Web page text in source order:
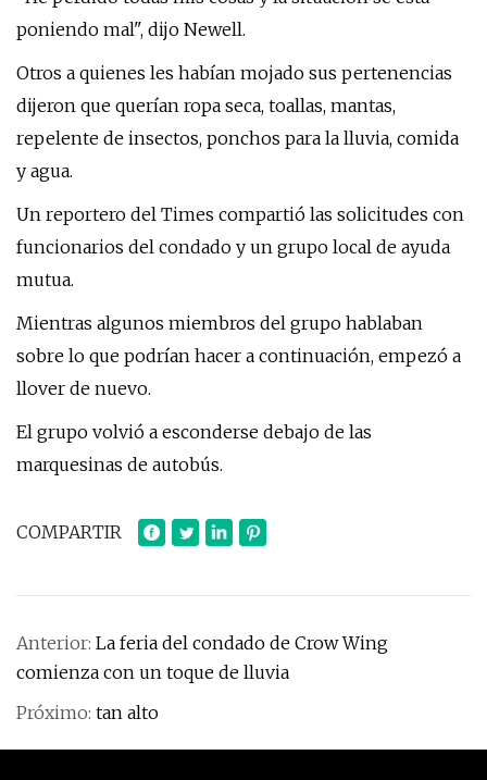
poniendo mal", dijo Newell.
Otros a quienes les habían mojado sus pertenencias
dijeron que querían ropa seca, toallas, mantas,
repelente de insectos, ponchos para la lluvia, comida
y agua.
Un reportero del Times compartió las solicitudes con
funcionarios del condado y un grupo local de ayuda
mutua.
Mientras algunos miembros del grupo hablaban
sobre lo que podrían hacer a continuación, empezó a
llover de nuevo.
El grupo volvió a esconderse debajo de las
marquesinas de autobús.
COMPARTIR
Anterior: La feria del condado de Crow Wing
comienza con un toque de lluvia
Próximo: tan alto